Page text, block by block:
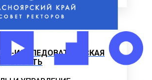
ИССЛЕДОВАТЕЛЬСКАЯ